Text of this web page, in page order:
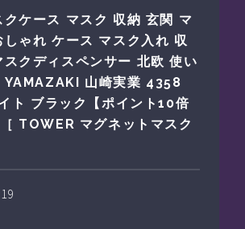
クケース マスク 収納 玄関 マ
しゃれ ケース マスク入れ 収
クディスペンサー 北欧 使い
YAMAZAKI 山崎実業 4358
ト ブラック【ポイント10倍
TOWER マグネットマスク